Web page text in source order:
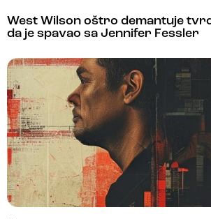
West Wilson oštro demantuje
da je spavao sa Jennifer Fessler